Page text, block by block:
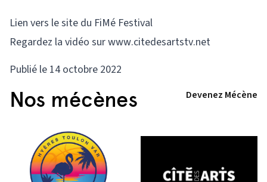
Lien vers le site du FiMé Festival
Regardez la vidéo sur www.citedesartstv.net
Publié le 14 octobre 2022
Nos mécènes Devenez Mécène